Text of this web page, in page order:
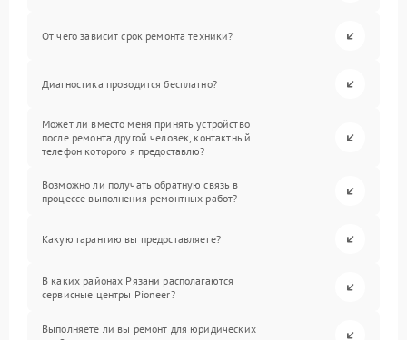
От чего зависит срок ремонта техники?
Диагностика проводится бесплатно?
Может ли вместо меня принять устройство
после ремонта другой человек, контактный
телефон которого я предоставлю?
Возможно ли получать обратную связь в
процессе выполнения ремонтных работ?
Какую гарантию вы предоставляете?
В каких районах Рязани располагаются
сервисные центры Pioneer?
Выполняете ли вы ремонт для юридических